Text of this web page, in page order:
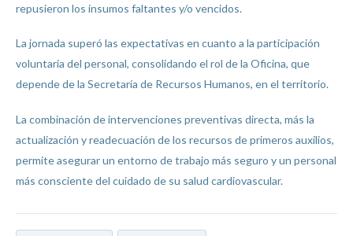
repusieron los insumos faltantes y/o vencidos.
La jornada superó las expectativas en cuanto a la participación
voluntaria del personal, consolidando el rol de la Oficina, que
depende de la Secretaría de Recursos Humanos, en el territorio.
La combinación de intervenciones preventivas directa, más la
actualización y readecuación de los recursos de primeros auxilios,
permite asegurar un entorno de trabajo más seguro y un personal
más consciente del cuidado de su salud cardiovascular.